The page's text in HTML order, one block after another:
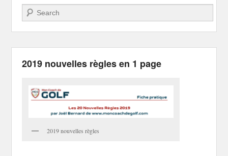
Recherche
2019 nouvelles règles en 1 page
2019 nouvelles règles